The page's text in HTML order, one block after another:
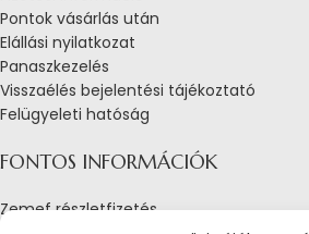
Pontok vásárlás után
Elállási nyilatkozat
Panaszkezelés
Visszaélés bejelentési tájékoztató
Felügyeleti hatóság
FONTOS INFORMÁCIÓK
Zemef részletfizetés